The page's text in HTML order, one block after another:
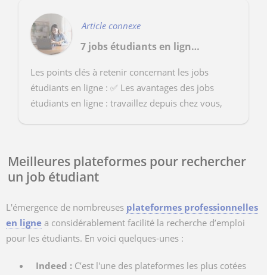
Article connexe
7 jobs étudiants en ligne sans sortir de chez soi
Les points clés à retenir concernant les jobs
étudiants en ligne : ✅ Les avantages des jobs
étudiants en ligne : travaillez depuis chez vous,
Meilleures plateformes pour rechercher
un job étudiant
L'émergence de nombreuses plateformes professionnelles
en ligne a considérablement facilité la recherche d’emploi
pour les étudiants. En voici quelques-unes :
Indeed : C’est l'une des plateformes les plus cotées